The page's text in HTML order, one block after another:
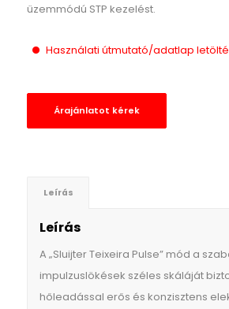
üzemmódú STP kezelést.
Használati útmutató/adatlap
Árajánlatot kérek
Leírás
Leírás
A „Sluijter Teixeira Pulse” mód a
impulzuslökések széles skáláját
hőleadással erős és konzisztens